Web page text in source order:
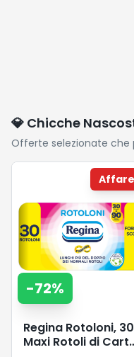
💎 Chicche
Offerte selezionate che
-72%
Regina Rotoloni, 30
Maxi Rotoli di